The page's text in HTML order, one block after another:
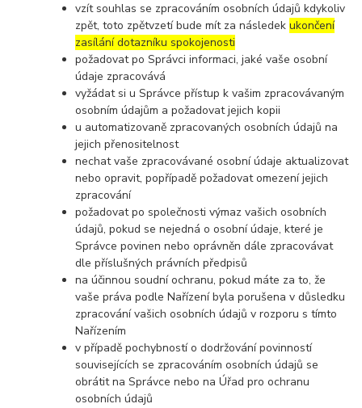
vzít souhlas se zpracováním osobních údajů kdykoliv
zpět, toto zpětvzetí bude mít za následekukončení
zasílání dotazníku spokojenosti
požadovat po Správci informaci, jaké vaše osobní
údaje zpracovává
vyžádat si u Správce přístup k vašim zpracovávaným
osobním údajům a požadovat jejich kopii
u automatizovaně zpracovaných osobních údajů na
jejich přenositelnost
nechat vaše zpracovávané osobní údaje aktualizovat
nebo opravit, popřípadě požadovat omezení jejich
zpracování
požadovat po společnosti výmaz vašich osobních
údajů, pokud se nejedná o osobní údaje, které je
Správce povinen nebo oprávněn dále zpracovávat
dle příslušných právních předpisů
na účinnou soudní ochranu, pokud máte za to, že
vaše práva podle Nařízení byla porušena v důsledku
zpracování vašich osobních údajů v rozporu s tímto
Nařízením
v případě pochybností o dodržování povinností
souvisejících se zpracováním osobních údajů se
obrátit na Správce nebo na Úřad pro ochranu
osobních údajů